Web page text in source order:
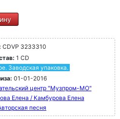
CDVP 3233310
1 CD
Заводская упаковка.
01-01-2016
центр "Музпром-МО"
Елена / Камбурова Елена
песня